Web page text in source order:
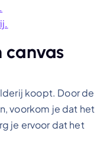
koopt. Door de
voorkom je dat het
je ervoor dat het